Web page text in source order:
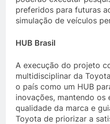
preferidos para futuras
simulação de veículos
HUB Brasil
A execução do projeto
multidisciplinar da
o país como um HUB
inovações, mantendo os
qualidade da marca e
Toyota de priorizar a